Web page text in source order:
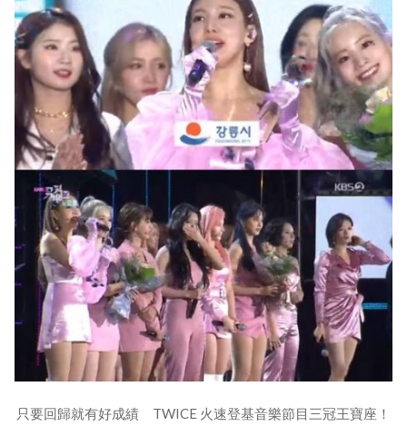
只要回歸就有好成績 TWICE 火速登基音樂節目三冠王寶座！